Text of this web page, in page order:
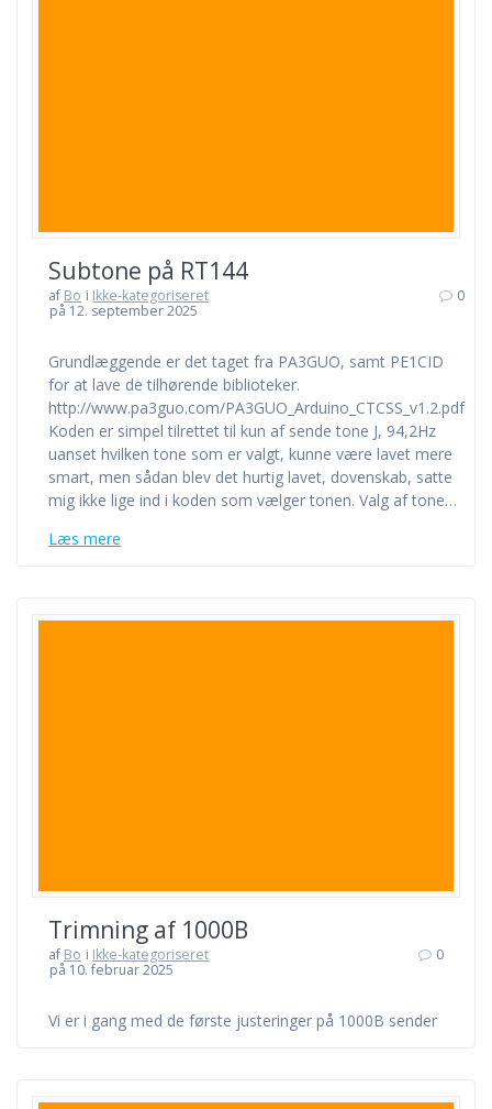
Subtone på RT144
af Bo i Ikke-kategoriseret
på 12. september 2025
0
Grundlæggende er det taget fra PA3GUO, samt PE1CID
for at lave de tilhørende biblioteker.
http://www.pa3guo.com/PA3GUO_Arduino_CTCSS_v1.2.pdf
Koden er simpel tilrettet til kun af sende tone J, 94,2Hz
uanset hvilken tone som er valgt, kunne være lavet mere
smart, men sådan blev det hurtig lavet, dovenskab, satte
mig ikke lige ind i koden som vælger tonen. Valg af tone…
Læs mere
Trimning af 1000B
af Bo i Ikke-kategoriseret
på 10. februar 2025
0
Vi er i gang med de første justeringer på 1000B sender